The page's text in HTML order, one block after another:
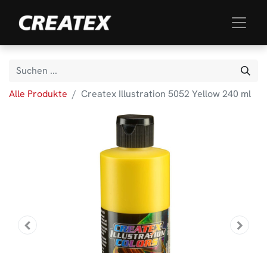
Alle Produkte Createx Illustration 5052 Yellow 240 ml